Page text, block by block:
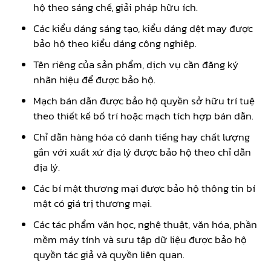
hộ theo sáng chế, giải pháp hữu ích.
Các kiểu dáng sáng tạo, kiểu dáng dệt may được
bảo hộ theo kiểu dáng công nghiệp.
Tên riêng của sản phẩm, dịch vụ cần đăng ký
nhãn hiệu để được bảo hộ.
Mạch bán dẫn được bảo hộ quyền sở hữu trí tuệ
theo thiết kế bố trí hoặc mạch tích hợp bán dẫn.
Chỉ dẫn hàng hóa có danh tiếng hay chất lượng
gắn với xuất xứ địa lý được bảo hộ theo chỉ dẫn
địa lý.
Các bí mật thương mại được bảo hộ thông tin bí
mật có giá trị thương mại.
Các tác phẩm văn học, nghệ thuật, văn hóa, phần
mềm máy tính và sưu tập dữ liệu được bảo hộ
quyền tác giả và quyền liên quan.